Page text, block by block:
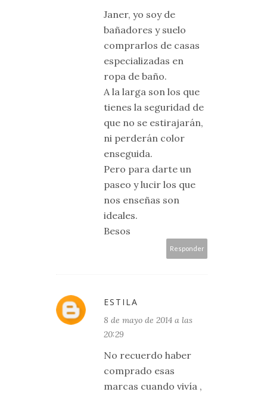
Janer, yo soy de
bañadores y suelo
comprarlos de casas
especializadas en
ropa de baño.
A la larga son los que
tienes la seguridad de
que no se estirajarán,
ni perderán color
enseguida.
Pero para darte un
paseo y lucir los que
nos enseñas son
ideales.
Besos
Responder
ESTILA
8 de mayo de 2014 a las
20:29
No recuerdo haber
comprado esas
marcas cuando vivía ,